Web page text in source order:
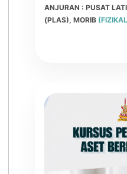
ANJURAN : PUSAT
(PLAS), MORIB